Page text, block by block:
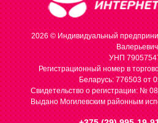
2026 © Индивидуальный
Валерьевич
УНП
Регистрационный номер в
Беларусь: 776503 от
Cвидетельство о регистрации: №
Выдано Могилевским районным